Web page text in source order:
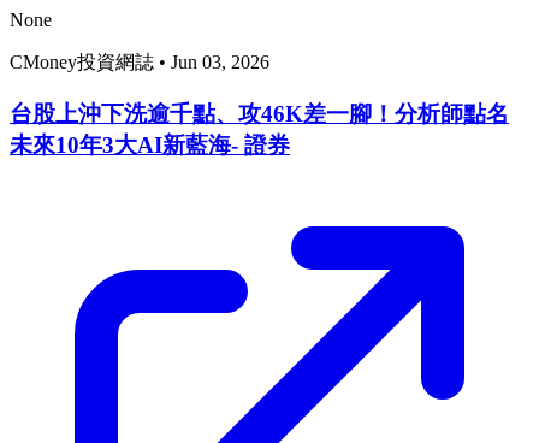
None
CMoney投資網誌 • Jun 03, 2026
台股上沖下洗逾千點、攻46K差一腳！分析師點名
未來10年3大AI新藍海- 證券